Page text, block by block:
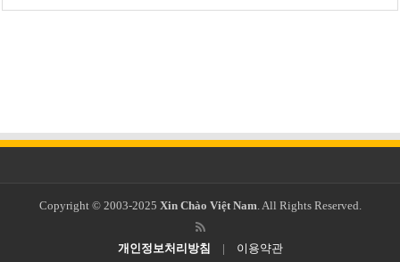
Copyright © 2003-2025 Xin Chào Việt Nam. All Rights Reserved.
개인정보처리방침 | 이용약관